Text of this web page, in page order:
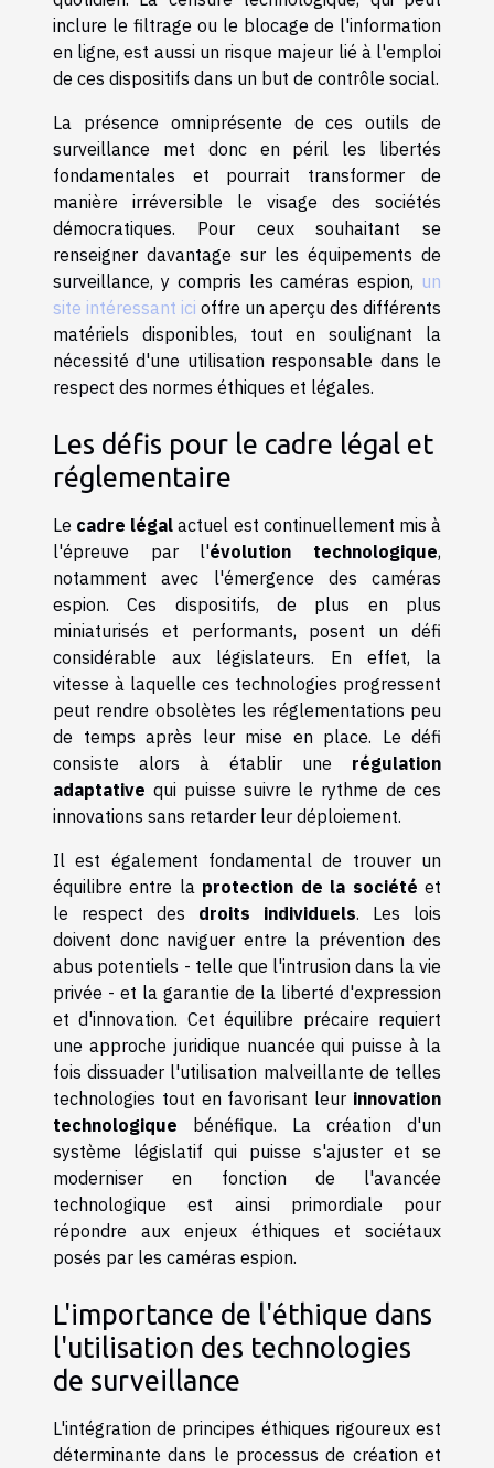
inclure le filtrage ou le blocage de l'information
en ligne, est aussi un risque majeur lié à l'emploi
de ces dispositifs dans un but de contrôle social.
La présence omniprésente de ces outils de
surveillance met donc en péril les libertés
fondamentales et pourrait transformer de
manière irréversible le visage des sociétés
démocratiques. Pour ceux souhaitant se
renseigner davantage sur les équipements de
surveillance, y compris les caméras espion, un
site intéressant ici offre un aperçu des différents
matériels disponibles, tout en soulignant la
nécessité d'une utilisation responsable dans le
respect des normes éthiques et légales.
Les défis pour le cadre légal et
réglementaire
Le cadre légal actuel est continuellement mis à
l'épreuve par l'évolution technologique,
notamment avec l'émergence des caméras
espion. Ces dispositifs, de plus en plus
miniaturisés et performants, posent un défi
considérable aux législateurs. En effet, la
vitesse à laquelle ces technologies progressent
peut rendre obsolètes les réglementations peu
de temps après leur mise en place. Le défi
consiste alors à établir une régulation
adaptative qui puisse suivre le rythme de ces
innovations sans retarder leur déploiement.
Il est également fondamental de trouver un
équilibre entre la protection de la société et
le respect des droits individuels. Les lois
doivent donc naviguer entre la prévention des
abus potentiels - telle que l'intrusion dans la vie
privée - et la garantie de la liberté d'expression
et d'innovation. Cet équilibre précaire requiert
une approche juridique nuancée qui puisse à la
fois dissuader l'utilisation malveillante de telles
technologies tout en favorisant leur innovation
technologique bénéfique. La création d'un
système législatif qui puisse s'ajuster et se
moderniser en fonction de l'avancée
technologique est ainsi primordiale pour
répondre aux enjeux éthiques et sociétaux
posés par les caméras espion.
L'importance de l'éthique dans
l'utilisation des technologies
de surveillance
L'intégration de principes éthiques rigoureux est
déterminante dans le processus de création et